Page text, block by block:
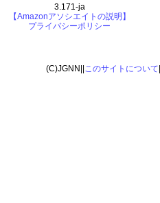
3.171-ja
【Amazonアソシエイトの説明】
プライバシーポリシー
(C)JGNN|| このサイトについて